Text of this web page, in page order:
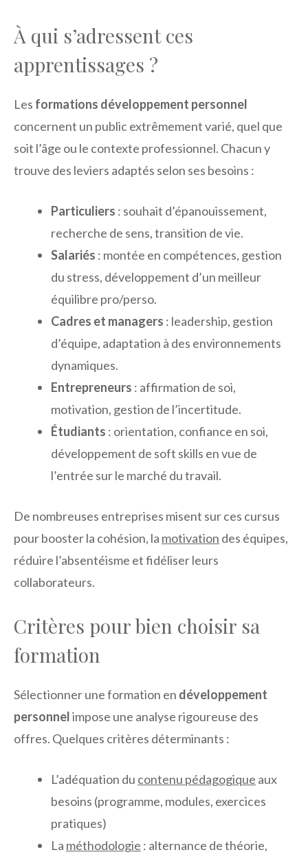
À qui s’adressent ces
apprentissages ?
Les formations développement personnel
concernent un public extrêmement varié, quel que
soit l’âge ou le contexte professionnel. Chacun y
trouve des leviers adaptés selon ses besoins :
Particuliers : souhait d’épanouissement,
recherche de sens, transition de vie.
Salariés : montée en compétences, gestion
du stress, développement d’un meilleur
équilibre pro/perso.
Cadres et managers : leadership, gestion
d’équipe, adaptation à des environnements
dynamiques.
Entrepreneurs : affirmation de soi,
motivation, gestion de l’incertitude.
Étudiants : orientation, confiance en soi,
développement de soft skills en vue de
l’entrée sur le marché du travail.
De nombreuses entreprises misent sur ces cursus
pour booster la cohésion, la motivation des équipes,
réduire l’absentéisme et fidéliser leurs
collaborateurs.
Critères pour bien choisir sa
formation
Sélectionner une formation en développement
personnelimpose une analyse rigoureuse des
offres. Quelques critères déterminants :
L’adéquation du contenu pédagogique aux
besoins (programme, modules, exercices
pratiques)
La méthodologie : alternance de théorie,